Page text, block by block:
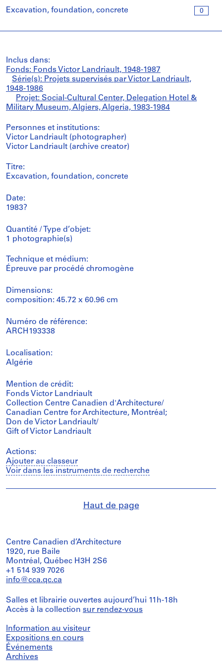
0
Excavation, foundation, concrete
Inclus dans:
Fonds: Fonds Victor Landriault, 1948-1987
Série(s): Projets supervisés par Victor Landriault,
1948-1986
Projet: Social-Cultural Center, Delegation Hotel &
Military Museum, Algiers, Algeria, 1983-1984
Personnes et institutions:
Victor Landriault (photographer)
Victor Landriault (archive creator)
Titre:
Excavation, foundation, concrete
Date:
1983?
Quantité / Type d’objet:
1 photographie(s)
Technique et médium:
Épreuve par procédé chromogène
Dimensions:
composition: 45.72 x 60.96 cm
Numéro de référence:
ARCH193338
Localisation:
Algérie
Mention de crédit:
Fonds Victor Landriault
Collection Centre Canadien d'Architecture/
Canadian Centre for Architecture, Montréal;
Don de Victor Landriault/
Gift of Victor Landriault
Actions:
Ajouter au classeur
Voir dans les instruments de recherche
Haut de page
Centre Canadien d’Architecture
1920, rue Baile
Montréal, Québec H3H 2S6
+1 514 939 7026
info@cca.qc.ca
Salles et librairie ouvertes aujourd’hui 11h-18h
Accès à la collection sur rendez-vous
Information au visiteur
Expositions en cours
Événements
Archives